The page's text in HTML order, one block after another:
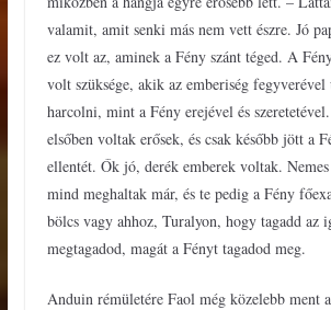
valamit, amit senki más nem vett észre. Jó
ez volt az, aminek a Fény szánt téged. A
volt szüksége, akik az emberiség
harcolni, mint a Fény erejével és
elsőben voltak erősek, és csak később jött a
ellentét. Ők jó, derék emberek voltak.
mind meghaltak már, és te pedig a Fény
bölcs vagy ahhoz, Turalyon, hogy tagadd az
megtagadod, magát a Fényt tagadod meg.
Anduin rémületére Faol még közelebb ment